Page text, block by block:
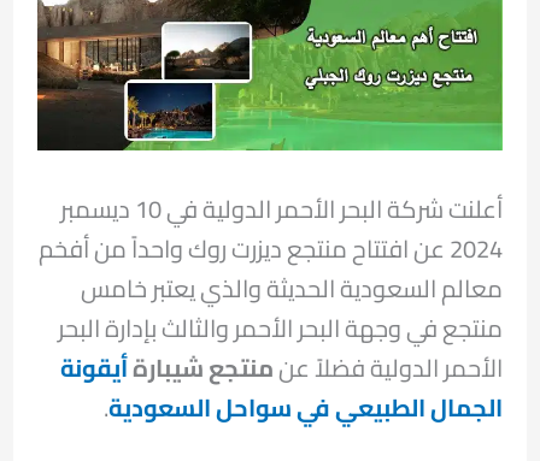
أعلنت شركة البحر الأحمر الدولية في 10 ديسمبر
2024 عن افتتاح منتجع ديزرت روك واحداً من أفخم
معالم السعودية الحديثة والذي يعتبر خامس
منتجع في وجهة البحر الأحمر والثالث بإدارة البحر
الأحمر الدولية فضلاً عنمنتجع شيبارةأيقونة
الجمال الطبيعي في سواحل السعودية.